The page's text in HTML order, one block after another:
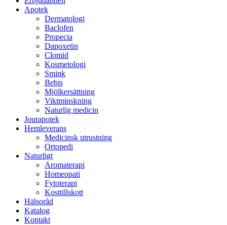
Apotek
Dermatologi
Baclofen
Propecia
Dapoxetin
Clomid
Kosmetologi
Smink
Bebis
Mjölkersättning
Viktminskning
Naturlig medicin
Jourapotek
Hemleverans
Medicinsk utrustning
Ortopedi
Naturligt
Aromaterapi
Homeopati
Fytoterapi
Kosttillskott
Hälsoråd
Katalog
Kontakt